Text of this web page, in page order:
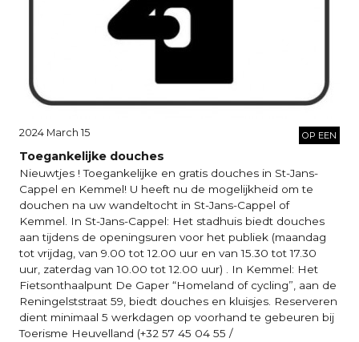
2024 March 15 OP EEN
Toegankelijke douches
Nieuwtjes ! Toegankelijke en gratis douches in St-Jans-
Cappel en Kemmel! U heeft nu de mogelijkheid om te
douchen na uw wandeltocht in St-Jans-Cappel of
Kemmel. In St-Jans-Cappel: Het stadhuis biedt douches
aan tijdens de openingsuren voor het publiek (maandag
tot vrijdag, van 9.00 tot 12.00 uur en van 15.30 tot 17.30
uur, zaterdag van 10.00 tot 12.00 uur) . In Kemmel: Het
Fietsonthaalpunt De Gaper “Homeland of cycling”, aan de
Reningelststraat 59, biedt douches en kluisjes. Reserveren
dient minimaal 5 werkdagen op voorhand te gebeuren bij
Toerisme Heuvelland (+32 57 45 04 55 /